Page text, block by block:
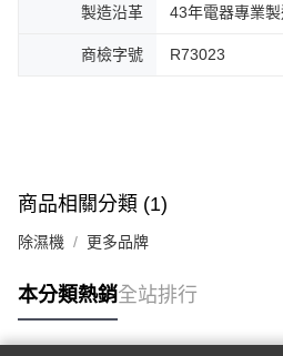
製造沿革 43年電器專業
商檢字號 R73023
商品相關分類 (1)
除濕機 更多品牌
本分類熱銷全站排行